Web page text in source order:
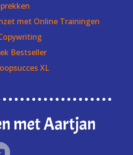
met Online Trainingen
Bestseller
XL
met Aartjan